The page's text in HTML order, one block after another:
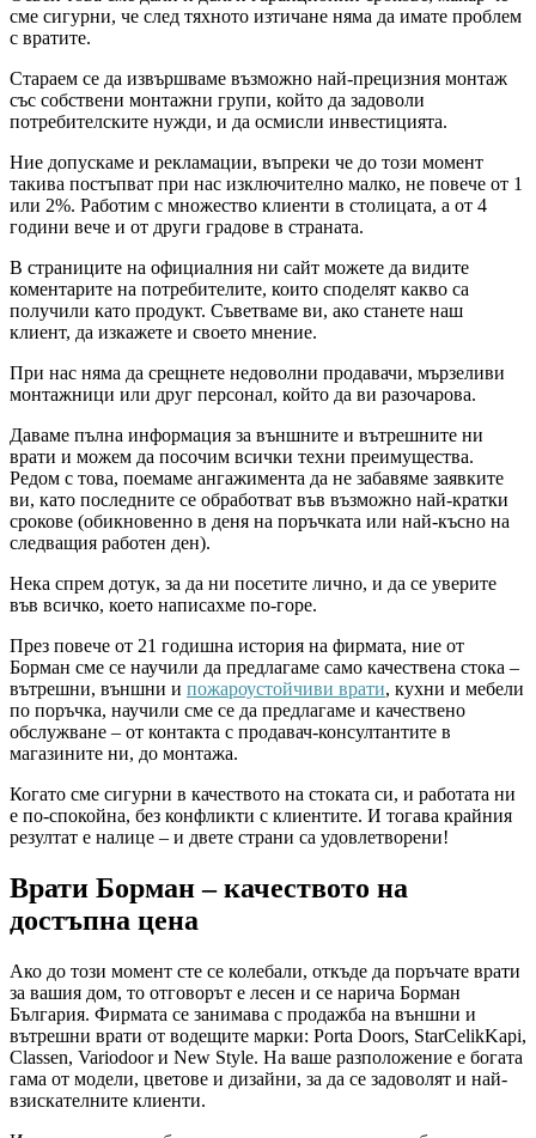
сме сигурни, че след тяхното изтичане няма да имате проблем
с вратите.
Стараем се да извършваме възможно най-прецизния монтаж
със собствени монтажни групи, който да задоволи
потребителските нужди, и да осмисли инвестицията.
Ние допускаме и рекламации, въпреки че до този момент
такива постъпват при нас изключително малко, не повече от 1
или 2%. Работим с множество клиенти в столицата, а от 4
години вече и от други градове в страната.
В страниците на официалния ни сайт можете да видите
коментарите на потребителите, които споделят какво са
получили като продукт. Съветваме ви, ако станете наш
клиент, да изкажете и своето мнение.
При нас няма да срещнете недоволни продавачи, мързеливи
монтажници или друг персонал, който да ви разочарова.
Даваме пълна информация за външните и вътрешните ни
врати и можем да посочим всички техни преимущества.
Редом с това, поемаме ангажимента да не забавяме заявките
ви, като последните се обработват във възможно най-кратки
срокове (обикновенно в деня на поръчката или най-късно на
следващия работен ден).
Нека спрем дотук, за да ни посетите лично, и да се уверите
във всичко, което написахме по-горе.
През повече от 21 годишна история на фирмата, ние от
Борман сме се научили да предлагаме само качествена стока –
вътрешни, външни и пожароустойчиви врати, кухни и мебели
по поръчка, научили сме се да предлагаме и качествено
обслужване – от контакта с продавач-консултантите в
магазините ни, до монтажа.
Когато сме сигурни в качеството на стоката си, и работата ни
е по-спокойна, без конфликти с клиентите. И тогава крайния
резултат е налице – и двете страни са удовлетворени!
Врати Борман – качеството на
достъпна цена
Ако до този момент сте се колебали, откъде да поръчате врати
за вашия дом, то отговорът е лесен и се нарича Борман
България. Фирмата се занимава с продажба на външни и
вътрешни врати от водещите марки: Porta Doors, StarCelikKapi,
Classen, Variodoor и New Style. На ваше разположение е богата
гама от модели, цветове и дизайни, за да се задоволят и най-
взискателните клиенти.